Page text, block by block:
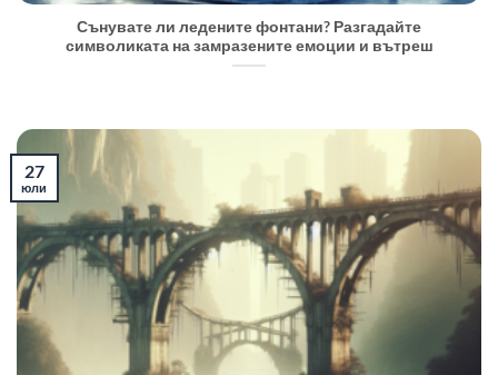
Сънувате ли ледените фонтани? Разгадайте
символиката на замразените емоции и вътреш
27
юли